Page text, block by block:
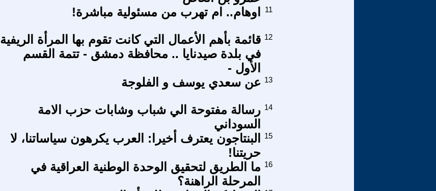
اوهام.. ام تهرب من مسئولية مباشرة! 11
قائمة بأهم الأعمال التي كانت تقوم بها المرأة الريفية
في بلدة صيدنايا .. محافظة دمشق - تتمة القسم
الأول -
12
عن سعدي يوسف و الفلوجة 13
رسالة مفتوحة الي شباب وشابات حزب الامة
السوداني
14
البنتاجون يعترف أخيرا: العرب يكرهون سياساتنا، لا
حريتنا!
15
ما الطريق لتحقيق الوحدة الوطنية العراقية في
المرحلة الراهنة؟
16